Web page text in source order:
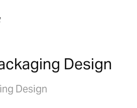
Design
Design